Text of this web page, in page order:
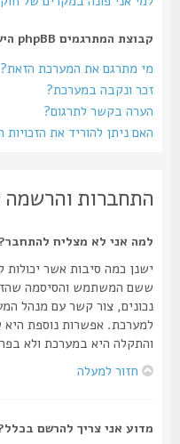
קבוצת המתרגמים phpBB הישראלי
מי מתרגם את המערכת הזאת?
זכר ונקבה במערכת?
הערה בקשר לתרגום?
האם ניתן להוריד את הזכויות
התחברות והרשמה
למה אני לא מצליח להתחבר?
ישנן כמה סיבות אשר יכולות
ששם המשתמש והסיסמה שהזנת
נכונים, צור קשר עם מנהל
למערכת. אפשרות נוספת היא
והתקלה היא במערכת ולא
חזור למעלה
מדוע אני צריך להרשם בכלל?